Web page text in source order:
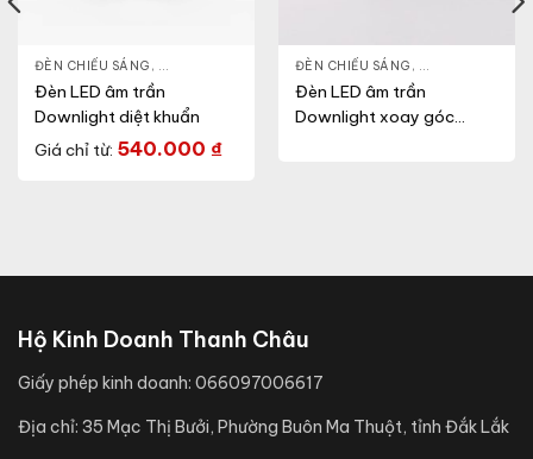
ĐÈN CHIẾU SÁNG , ĐÈN LED DOWNLIGHT, THIẾT BỊ CHIẾU SÁNG
Đèn LED âm trần
Downlight diệt khuẩn
Giá chỉ từ: 540.000 ₫
ĐÈN CHIẾU SÁNG , ĐÈN LED
Đèn LED âm trần
Downlight xoay góc
, THIẾT BỊ CHIẾU SÁNG
Hộ Kinh Doanh Thanh Châu
Giấy phép kinh doanh: 066097006617
Địa chỉ: 35 Mạc Thị Bưởi, Phường Buôn Ma Thuột, tỉnh Đắk Lắk